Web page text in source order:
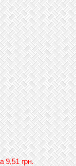
9,51 грн.